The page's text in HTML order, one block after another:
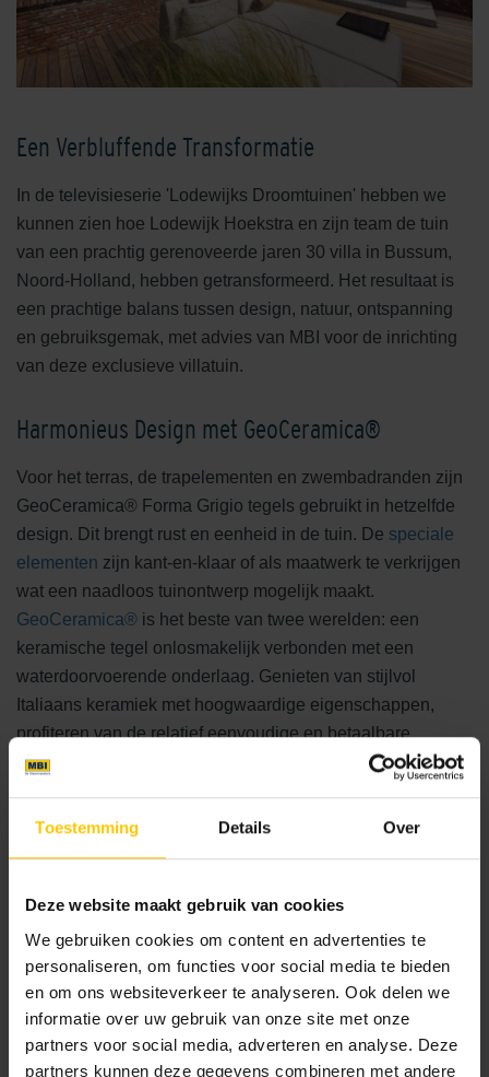
Toestemming Details Over
Deze website maakt gebruik van cookies
We gebruiken cookies om content en advertenties te
personaliseren, om functies voor social media te bieden
en om ons websiteverkeer te analyseren. Ook delen we
informatie over uw gebruik van onze site met onze
partners voor social media, adverteren en analyse. Deze
partners kunnen deze gegevens combineren met andere
Een Verbluffende Transformatie
In de televisieserie 'Lodewijks Droomtuinen' hebben we
kunnen zien hoe Lodewijk Hoekstra en zijn team de tuin
van een prachtig gerenoveerde jaren 30 villa in Bussum,
Noord-Holland, hebben getransformeerd. Het resultaat is
een prachtige balans tussen design, natuur, ontspanning
en gebruiksgemak, met advies van MBI voor de inrichting
van deze exclusieve villatuin.
Harmonieus Design met GeoCeramica®
Voor het terras, de trapelementen en zwembadranden zijn
GeoCeramica® Forma Grigio tegels gebruikt in hetzelfde
design. Dit brengt rust en eenheid in de tuin. De speciale
elementen zijn kant-en-klaar of als maatwerk te verkrijgen
wat een naadloos tuinontwerp mogelijk maakt.
GeoCeramica® is het beste van twee werelden: een
keramische tegel onlosmakelijk verbonden met een
waterdoorvoerende onderlaag. Genieten van stijlvol
Italiaans keramiek met hoogwaardige eigenschappen,
profiteren van de relatief eenvoudige en betaalbare
verwerkingskosten van een betontegel.
Plaats
Overige partijen
Lodewijks Droomtuinen